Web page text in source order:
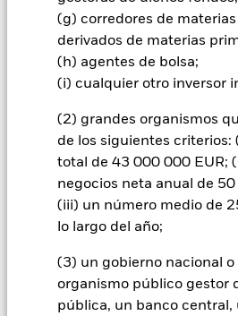
(g) corredores de
derivados de materias
(h) agentes de bolsa;
(i) cualquier otro inversor
(2) grandes organismos
de los siguientes criterios:
total de 43 000 000 EUR;
negocios neta anual de
(iii) un número medio de
lo largo del año;
(3) un gobierno nacional o
organismo público gestor
pública, un banco central,
uso de derivados para una clase de
un posible riesgo de contagio
over») a otras clases de acciones del
gestora del fondo se asegurará de
procedimientos adecuados para
que figura justo debajo del nombre
listado de todas las clases de
acciones con cobertura de divisas
palabra «Hedged» en su nombre.
completo de todas las clases de
divisas está disponible mediante
En la medida en que el Fondo opere
para reducir los gastos, el propio
los ingresos asociadas que se